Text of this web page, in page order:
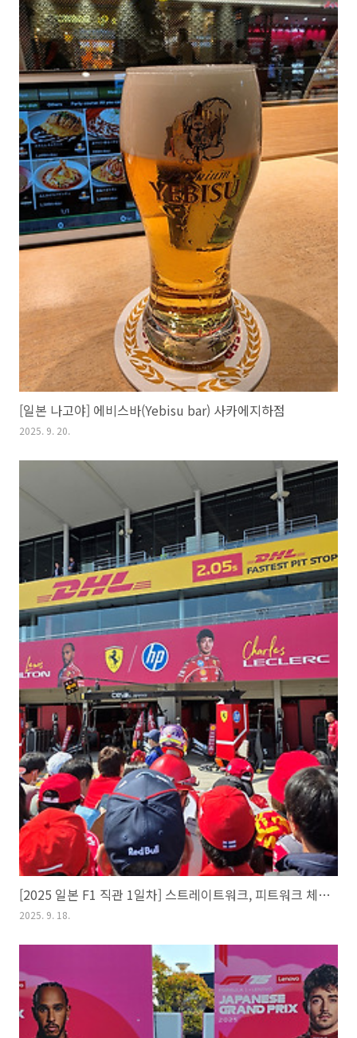
[일본 나고야] 에비스바(Yebisu bar) 사카에지하점
2025. 9. 20.
[2025 일본 F1 직관 1일차] 스트레이트워크, 피트워크 체험하기
2025. 9. 18.